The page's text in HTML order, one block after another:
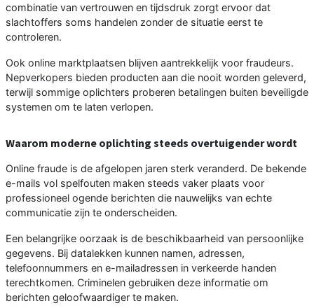
combinatie van vertrouwen en tijdsdruk zorgt ervoor dat
slachtoffers soms handelen zonder de situatie eerst te
controleren.
Ook online marktplaatsen blijven aantrekkelijk voor fraudeurs.
Nepverkopers bieden producten aan die nooit worden geleverd,
terwijl sommige oplichters proberen betalingen buiten beveiligde
systemen om te laten verlopen.
Waarom moderne oplichting steeds overtuigender wordt
Online fraude is de afgelopen jaren sterk veranderd. De bekende
e-mails vol spelfouten maken steeds vaker plaats voor
professioneel ogende berichten die nauwelijks van echte
communicatie zijn te onderscheiden.
Een belangrijke oorzaak is de beschikbaarheid van persoonlijke
gegevens. Bij datalekken kunnen namen, adressen,
telefoonnummers en e-mailadressen in verkeerde handen
terechtkomen. Criminelen gebruiken deze informatie om
berichten geloofwaardiger te maken.